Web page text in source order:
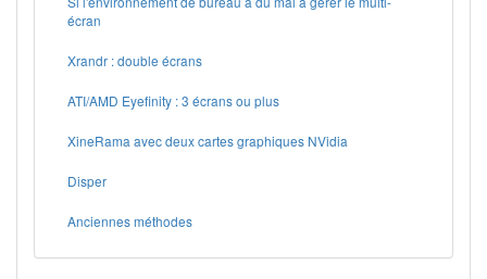
écran
Xrandr : double écrans
ATI/AMD Eyefinity : 3 écrans ou plus
XineRama avec deux cartes graphiques NVidia
Disper
Anciennes méthodes